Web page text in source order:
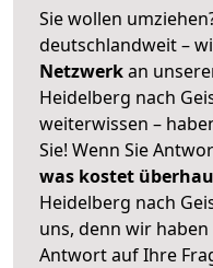
Sie wollen
deutschlandweit –
Netzwerkan
Heidelberg nach
weiterwissen –
Sie! Wenn Sie
was kostet
Heidelberg nach
uns, denn wir
Antwort auf Ihre